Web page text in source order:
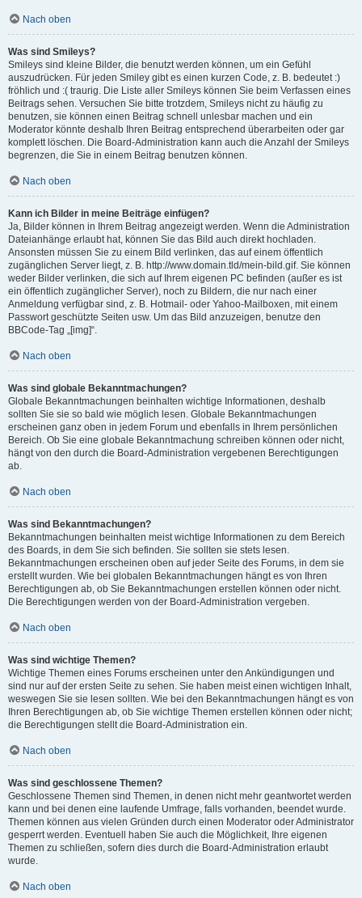
Nach oben
Was sind Smileys?
Smileys sind kleine Bilder, die benutzt werden können, um ein Gefühl
auszudrücken. Für jeden Smiley gibt es einen kurzen Code, z. B. bedeutet :)
fröhlich und :( traurig. Die Liste aller Smileys können Sie beim Verfassen eines
Beitrags sehen. Versuchen Sie bitte trotzdem, Smileys nicht zu häufig zu
benutzen, sie können einen Beitrag schnell unlesbar machen und ein
Moderator könnte deshalb Ihren Beitrag entsprechend überarbeiten oder gar
komplett löschen. Die Board-Administration kann auch die Anzahl der Smileys
begrenzen, die Sie in einem Beitrag benutzen können.
Nach oben
Kann ich Bilder in meine Beiträge einfügen?
Ja, Bilder können in Ihrem Beitrag angezeigt werden. Wenn die Administration
Dateianhänge erlaubt hat, können Sie das Bild auch direkt hochladen.
Ansonsten müssen Sie zu einem Bild verlinken, das auf einem öffentlich
zugänglichen Server liegt, z. B. http://www.domain.tld/mein-bild.gif. Sie können
weder Bilder verlinken, die sich auf Ihrem eigenen PC befinden (außer es ist
ein öffentlich zugänglicher Server), noch zu Bildern, die nur nach einer
Anmeldung verfügbar sind, z. B. Hotmail- oder Yahoo-Mailboxen, mit einem
Passwort geschützte Seiten usw. Um das Bild anzuzeigen, benutze den
BBCode-Tag „[img]“.
Nach oben
Was sind globale Bekanntmachungen?
Globale Bekanntmachungen beinhalten wichtige Informationen, deshalb
sollten Sie sie so bald wie möglich lesen. Globale Bekanntmachungen
erscheinen ganz oben in jedem Forum und ebenfalls in Ihrem persönlichen
Bereich. Ob Sie eine globale Bekanntmachung schreiben können oder nicht,
hängt von den durch die Board-Administration vergebenen Berechtigungen
ab.
Nach oben
Was sind Bekanntmachungen?
Bekanntmachungen beinhalten meist wichtige Informationen zu dem Bereich
des Boards, in dem Sie sich befinden. Sie sollten sie stets lesen.
Bekanntmachungen erscheinen oben auf jeder Seite des Forums, in dem sie
erstellt wurden. Wie bei globalen Bekanntmachungen hängt es von Ihren
Berechtigungen ab, ob Sie Bekanntmachungen erstellen können oder nicht.
Die Berechtigungen werden von der Board-Administration vergeben.
Nach oben
Was sind wichtige Themen?
Wichtige Themen eines Forums erscheinen unter den Ankündigungen und
sind nur auf der ersten Seite zu sehen. Sie haben meist einen wichtigen Inhalt,
weswegen Sie sie lesen sollten. Wie bei den Bekanntmachungen hängt es von
Ihren Berechtigungen ab, ob Sie wichtige Themen erstellen können oder nicht;
die Berechtigungen stellt die Board-Administration ein.
Nach oben
Was sind geschlossene Themen?
Geschlossene Themen sind Themen, in denen nicht mehr geantwortet werden
kann und bei denen eine laufende Umfrage, falls vorhanden, beendet wurde.
Themen können aus vielen Gründen durch einen Moderator oder Administrator
gesperrt werden. Eventuell haben Sie auch die Möglichkeit, Ihre eigenen
Themen zu schließen, sofern dies durch die Board-Administration erlaubt
wurde.
Nach oben